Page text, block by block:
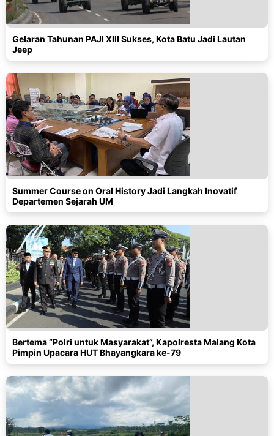
Gelaran Tahunan PAJI XIII Sukses, Kota Batu Jadi Lautan
Jeep
Summer Course on Oral History Jadi Langkah Inovatif
Departemen Sejarah UM
Bertema “Polri untuk Masyarakat”, Kapolresta Malang Kota
Pimpin Upacara HUT Bhayangkara ke-79